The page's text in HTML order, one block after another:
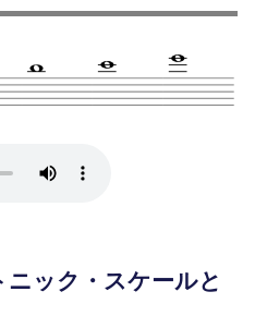
ニック・スケールと